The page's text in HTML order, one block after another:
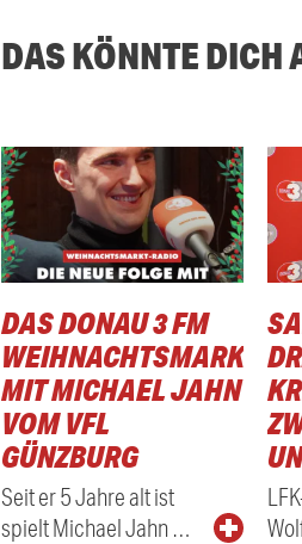
DAS KÖNNTE DICH
DAS DONAU 3 FM
MIT MICHAEL JAHN
VOM VFL
GÜNZBURG
Seit er 5 Jahre alt ist
spielt Michael Jahn …